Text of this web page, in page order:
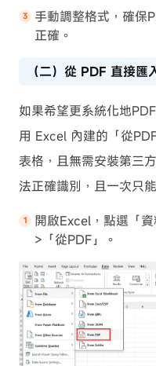
手動調整格式，確保
正確。
（二）從 PDF 直接
如果希望更系統化地
用 Excel 內建的「從
表格，且無需安裝第三
法正確識別，且一次只
開啟Excel，點選「
>「從PDF」。